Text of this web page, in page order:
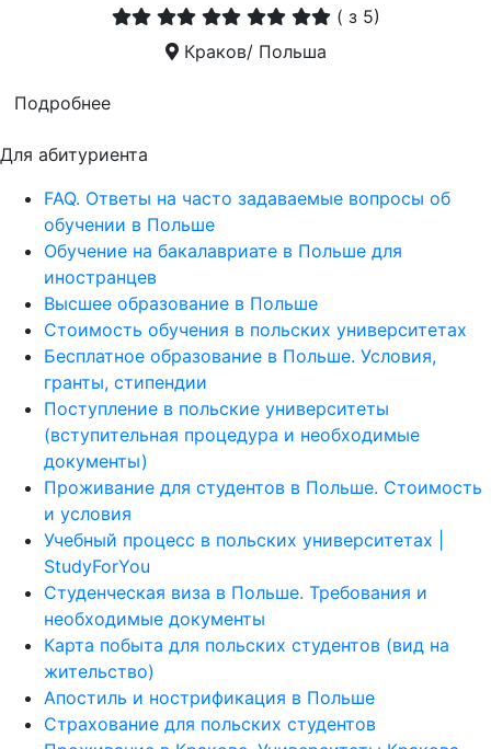
( з 5)
Краков/ Польша
Подробнее
Для абитуриента
FAQ. Ответы на часто задаваемые вопросы об
обучении в Польше
Обучение на бакалавриате в Польше для
иностранцев
Высшее образование в Польше
Стоимость обучения в польских университетах
Бесплатное образование в Польше. Условия,
гранты, стипендии
Поступление в польские университеты
(вступительная процедура и необходимые
документы)
Проживание для студентов в Польше. Стоимость
и условия
Учебный процесс в польских университетах |
StudyForYou
Студенческая виза в Польше. Требования и
необходимые документы
Карта побыта для польских студентов (вид на
жительство)
Апостиль и нострификация в Польше
Страхование для польских студентов